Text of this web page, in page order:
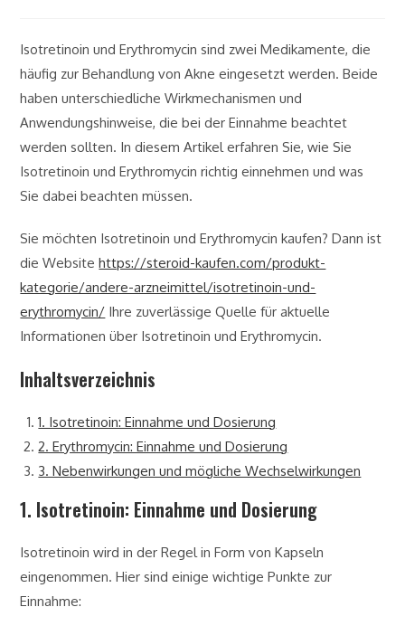
Isotretinoin und Erythromycin sind zwei Medikamente, die
häufig zur Behandlung von Akne eingesetzt werden. Beide
haben unterschiedliche Wirkmechanismen und
Anwendungshinweise, die bei der Einnahme beachtet
werden sollten. In diesem Artikel erfahren Sie, wie Sie
Isotretinoin und Erythromycin richtig einnehmen und was
Sie dabei beachten müssen.
Sie möchten Isotretinoin und Erythromycin kaufen? Dann ist
die Websitehttps://steroid-kaufen.com/produkt-
kategorie/andere-arzneimittel/isotretinoin-und-
erythromycin/ Ihre zuverlässige Quelle für aktuelle
Informationen über Isotretinoin und Erythromycin.
Inhaltsverzeichnis
1. Isotretinoin: Einnahme und Dosierung
2. Erythromycin: Einnahme und Dosierung
3. Nebenwirkungen und mögliche Wechselwirkungen
1. Isotretinoin: Einnahme und Dosierung
Isotretinoin wird in der Regel in Form von Kapseln
eingenommen. Hier sind einige wichtige Punkte zur
Einnahme: